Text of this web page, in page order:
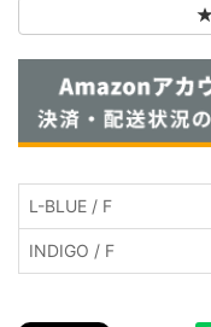
L-BLUE / F
INDIGO / F